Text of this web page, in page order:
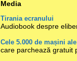
Media
Tirania ecranului
Audiobook despre
Cele 5.000 de mașini
care parchează gratuit